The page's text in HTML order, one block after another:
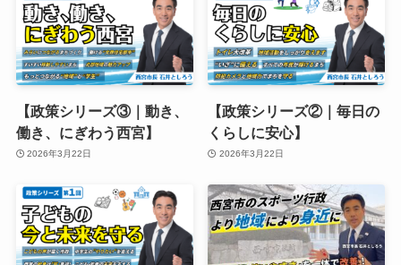
【政策シリーズ③｜動き、
働き、にぎわう西宮】
2026年3月22日
【政策シリーズ②｜毎日の
くらしに安心】
2026年3月22日